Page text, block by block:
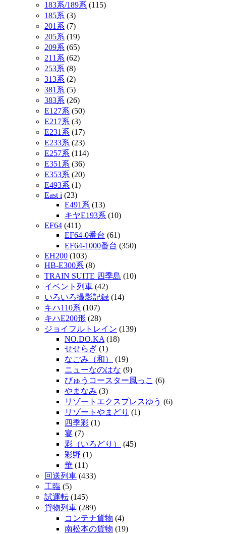
183系/189系 (115)
185系 (3)
201系 (7)
205系 (19)
209系 (65)
211系 (62)
253系 (8)
313系 (2)
381系 (5)
383系 (26)
E127系 (50)
E217系 (3)
E231系 (17)
E233系 (23)
E257系 (114)
E351系 (36)
E353系 (20)
E493系 (1)
East i (23)
E491系 (13)
キヤE193系 (10)
EF64 (411)
EF64-0番台 (61)
EF64-1000番台 (350)
EH200 (103)
HB-E300系 (8)
TRAIN SUITE 四季島 (10)
イベント列車 (42)
いろいろ撮影記録 (14)
キハ110系 (107)
キハE200形 (28)
ジョイフルトレイン (139)
NO.DO.KA (18)
せせらぎ (1)
なごみ（和）
(19)
ニューなのはな (9)
びゅうコースター風っこ (6)
やまなみ (3)
リゾートエクスプレスゆう (6)
リゾートやまどり (1)
四季彩 (1)
宴 (7)
彩（いろどり）
(45)
彩野 (1)
華 (11)
回送列車 (433)
工臨 (5)
試運転 (145)
貨物列車 (289)
コンテナ貨物 (4)
南松本の貨物 (19)